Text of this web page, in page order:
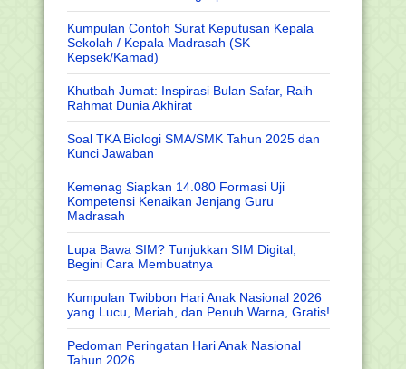
Kumpulan Contoh Surat Keputusan Kepala
Sekolah / Kepala Madrasah (SK
Kepsek/Kamad)
Khutbah Jumat: Inspirasi Bulan Safar, Raih
Rahmat Dunia Akhirat
Soal TKA Biologi SMA/SMK Tahun 2025 dan
Kunci Jawaban
Kemenag Siapkan 14.080 Formasi Uji
Kompetensi Kenaikan Jenjang Guru
Madrasah
Lupa Bawa SIM? Tunjukkan SIM Digital,
Begini Cara Membuatnya
Kumpulan Twibbon Hari Anak Nasional 2026
yang Lucu, Meriah, dan Penuh Warna, Gratis!
Pedoman Peringatan Hari Anak Nasional
Tahun 2026